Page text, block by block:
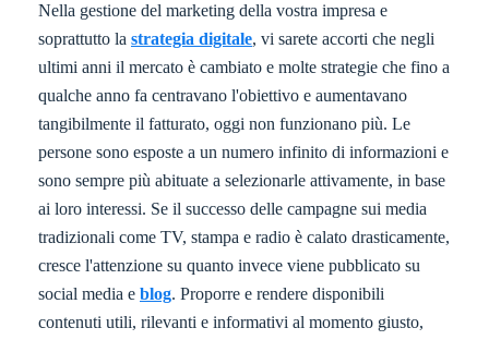
Nella gestione del marketing della vostra impresa e
soprattutto la strategia digitale, vi sarete accorti che negli
ultimi anni il mercato è cambiato e molte strategie che fino a
qualche anno fa centravano l'obiettivo e aumentavano
tangibilmente il fatturato, oggi non funzionano più. Le
persone sono esposte a un numero infinito di informazioni e
sono sempre più abituate a selezionarle attivamente, in base
ai loro interessi. Se il successo delle campagne sui media
tradizionali come TV, stampa e radio è calato drasticamente,
cresce l'attenzione su quanto invece viene pubblicato su
social media e blog. Proporre e rendere disponibili
contenuti utili, rilevanti e informativi al momento giusto,